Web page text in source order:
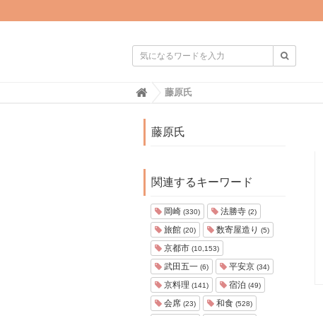
H
藤原氏
藤原氏
関連するキーワード
岡崎 (330) 法勝寺 (2)
旅館 (20) 数寄屋造り (5)
京都市 (10,153)
武田五一 (6) 平安京 (34)
京料理 (141) 宿泊 (49)
会席 (23) 和食 (528)